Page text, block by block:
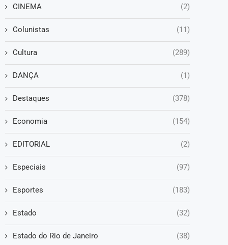
CINEMA (2)
Colunistas (11)
Cultura (289)
DANÇA (1)
Destaques (378)
Economia (154)
EDITORIAL (2)
Especiais (97)
Esportes (183)
Estado (32)
Estado do Rio de Janeiro (38)